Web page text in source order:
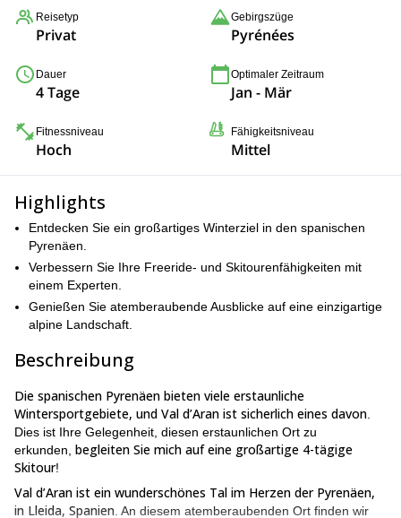
Reisetyp
Privat
Gebirgszüge
Pyrénées
Dauer
4 Tage
Optimaler Zeitraum
Jan - Mär
Fitnessniveau
Hoch
Fähigkeitsniveau
Mittel
Highlights
Entdecken Sie ein großartiges Winterziel in den spanischen
Pyrenäen.
Verbessern Sie Ihre Freeride- und Skitourenfähigkeiten mit
einem Experten.
Genießen Sie atemberaubende Ausblicke auf eine einzigartige
alpine Landschaft.
Beschreibung
Die spanischen Pyrenäen bieten viele erstaunliche
Wintersportgebiete, und Val d’Aran ist sicherlich eines davon
Dies ist Ihre Gelegenheit, diesen erstaunlichen Ort zu
erkunden, begleiten Sie mich auf eine großartige 4-tägige
Skitour!
Val d’Aran ist ein wunderschönes Tal im Herzen der Pyrenäen,
in Lleida, Spanien . An diesem atemberaubenden Ort finden wir